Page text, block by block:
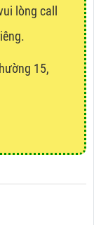
lòng call
15,